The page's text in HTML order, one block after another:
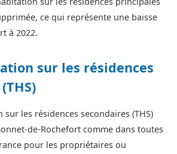
ce qui représente une baisse
à 2022.
sur les résidences
sur les résidences secondaires (THS)
de-Rochefort comme dans toutes
pour les propriétaires ou